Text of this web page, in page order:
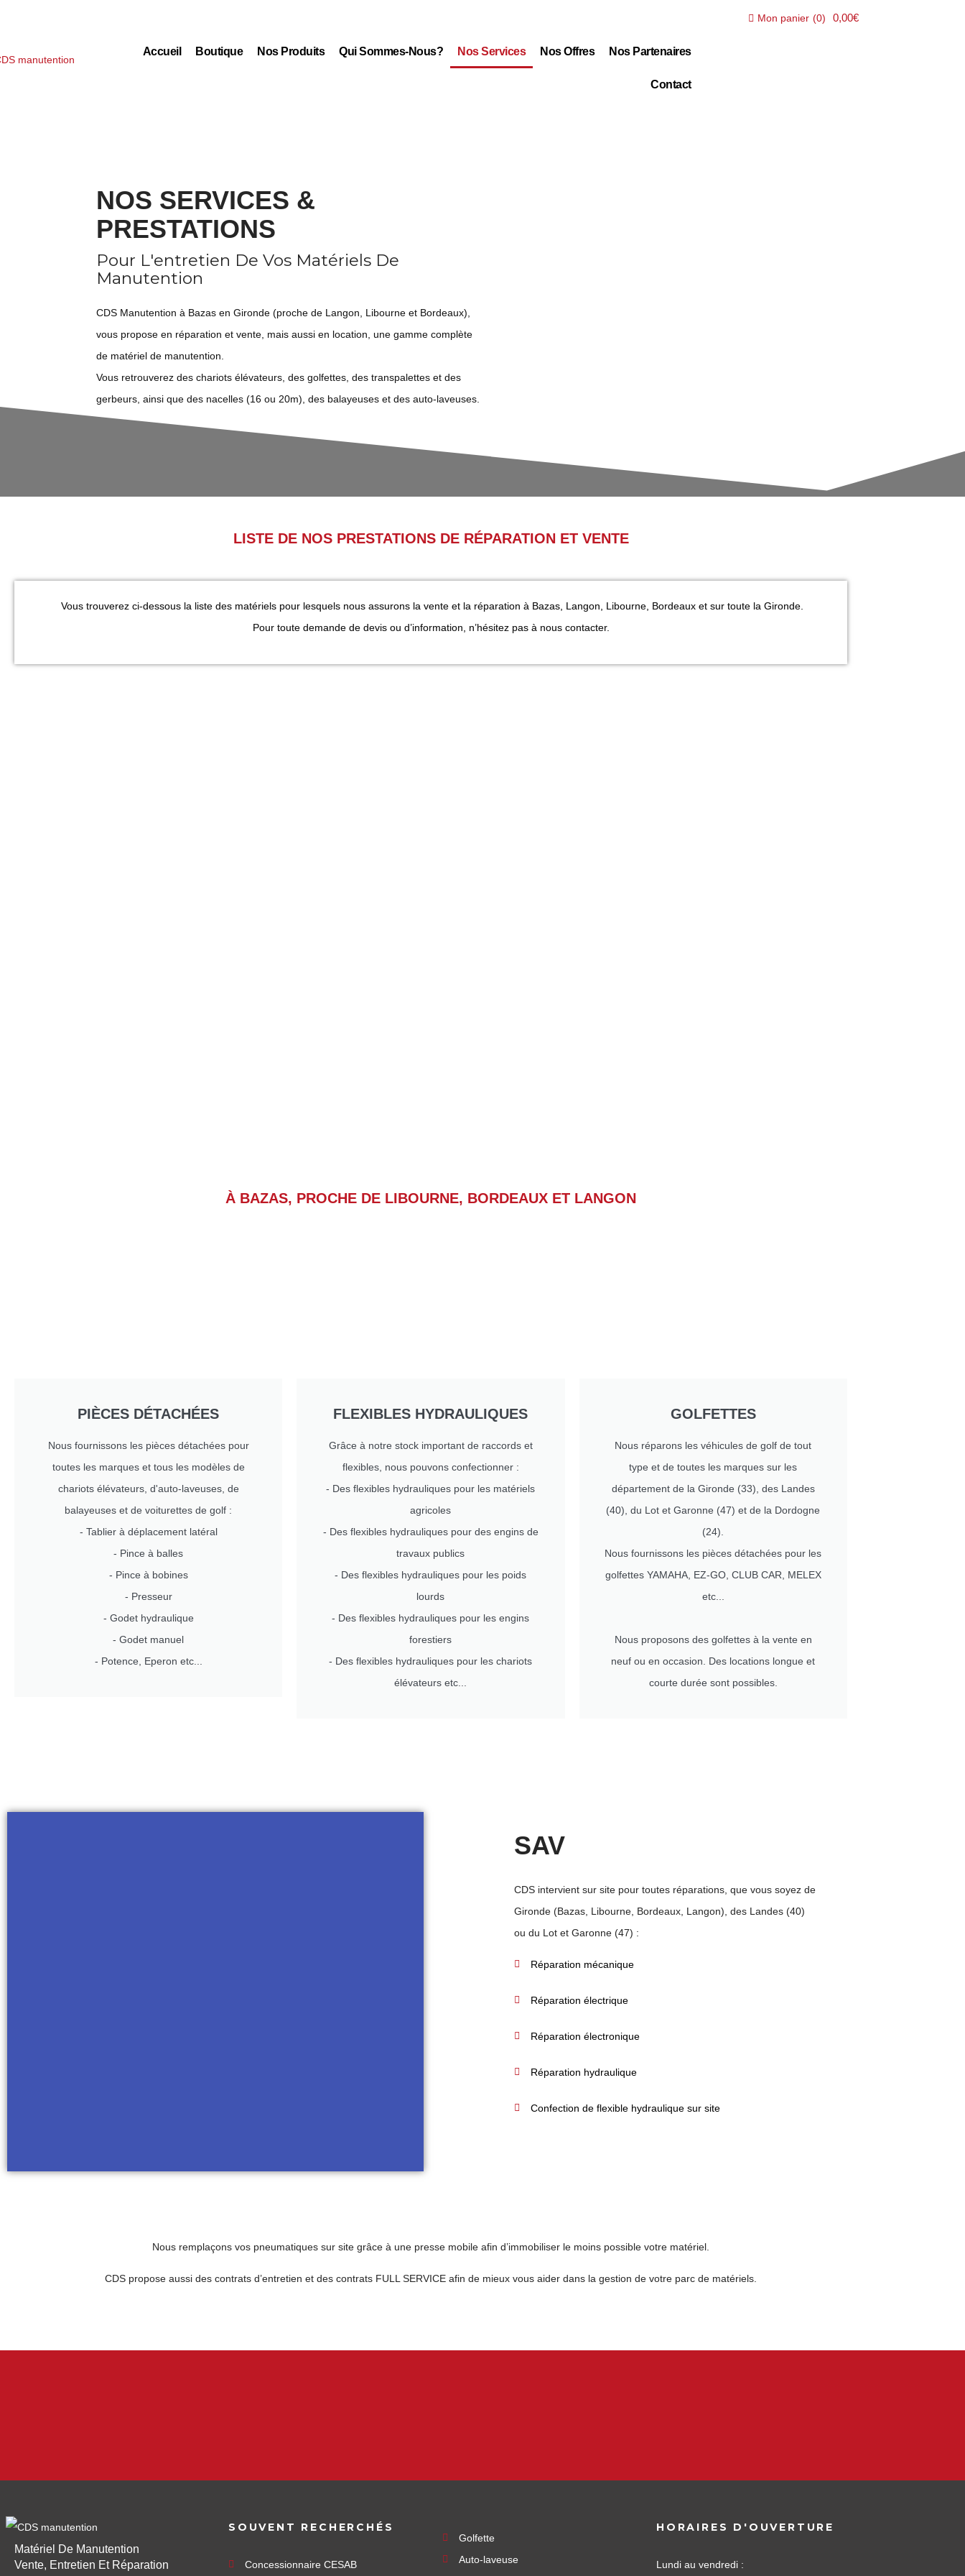
Accueil Boutique Nos Produits Qui Sommes-Nous? Nos Services Nos Offres Nos Partenaires
Contact
Mon panier (0) 0,00€
NOS SERVICES &
PRESTATIONS
Pour L'entretien De Vos Matériels De
Manutention
CDS Manutention à Bazas en Gironde (proche de Langon, Libourne et Bordeaux),
vous propose en réparation et vente, mais aussi en location, une gamme complète
de matériel de manutention.
Vous retrouverez des chariots élévateurs, des golfettes, des transpalettes et des
gerbeurs, ainsi que des nacelles (16 ou 20m), des balayeuses et des auto-laveuses.
LISTE DE NOS PRESTATIONS DE RÉPARATION ET VENTE
Vous trouverez ci-dessous la liste des matériels pour lesquels nous assurons la vente et la réparation à Bazas, Langon, Libourne, Bordeaux et sur toute la Gironde.
Pour toute demande de devis ou d’information, n’hésitez pas à nous contacter.
À BAZAS, PROCHE DE LIBOURNE, BORDEAUX ET LANGON
PIÈCES DÉTACHÉES
Nous fournissons les pièces détachées pour
toutes les marques et tous les modèles de
chariots élévateurs, d'auto-laveuses, de
balayeuses et de voiturettes de golf :
- Tablier à déplacement latéral
- Pince à balles
- Pince à bobines
- Presseur
- Godet hydraulique
- Godet manuel
- Potence, Eperon etc...
FLEXIBLES HYDRAULIQUES
Grâce à notre stock important de raccords et
flexibles, nous pouvons confectionner :
- Des flexibles hydrauliques pour les matériels
agricoles
- Des flexibles hydrauliques pour des engins de
travaux publics
- Des flexibles hydrauliques pour les poids
lourds
- Des flexibles hydrauliques pour les engins
forestiers
- Des flexibles hydrauliques pour les chariots
élévateurs etc...
GOLFETTES
Nous réparons les véhicules de golf de tout
type et de toutes les marques sur les
département de la Gironde (33), des Landes
(40), du Lot et Garonne (47) et de la Dordogne
(24).
Nous fournissons les pièces détachées pour les
golfettes YAMAHA, EZ-GO, CLUB CAR, MELEX
etc...
Nous proposons des golfettes à la vente en
neuf ou en occasion. Des locations longue et
courte durée sont possibles.
SAV
CDS intervient sur site pour toutes réparations, que vous soyez de
Gironde (Bazas, Libourne, Bordeaux, Langon), des Landes (40)
ou du Lot et Garonne (47) :
Réparation mécanique
Réparation électrique
Réparation électronique
Réparation hydraulique
Confection de flexible hydraulique sur site
Nous remplaçons vos pneumatiques sur site grâce à une presse mobile afin d’immobiliser le moins possible votre matériel.
CDS propose aussi des contrats d’entretien et des contrats FULL SERVICE afin de mieux vous aider dans la gestion de votre parc de matériels.
Matériel De Manutention
Vente, Entretien Et Réparation
SOUVENT RECHERCHÉS
Concessionnaire CESAB
Golfette
Auto-laveuse
HORAIRES D'OUVERTURE
Lundi au vendredi :